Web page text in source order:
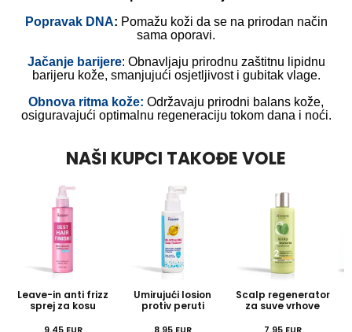
Popravak DNA: Pomažu koži da se na prirodan način
sama oporavi.
Jačanje barijere: Obnavljaju prirodnu zaštitnu lipidnu
barijeru kože, smanjujući osjetljivost i gubitak vlage.
Obnova ritma kože: Održavaju prirodni balans kože,
osiguravajući optimalnu regeneraciju tokom dana i noći.
NAŠI KUPCI TAKOĐE VOLE
Leave-in anti frizz
sprej za kosu
Umirujući losion
protiv peruti
Scalp regenerator
za suve vrhove